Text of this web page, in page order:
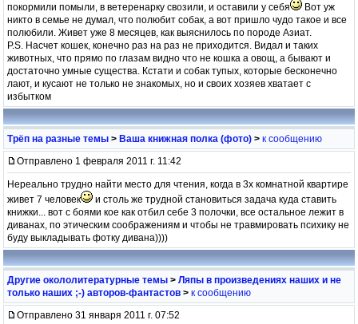
покормили помыли, в ветеренарку свозили, и оставили у себя
Вот уж
никто в семье не думал, что полюбит собак, а вот пришло чудо такое и все
полюбили. Живет уже 8 месяцев, как выяснилось по породе Азиат.
P.S. Насчет кошек, конечно раз на раз не приходится. Видал и таких
животных, что прямо по глазам видно что не кошка а овощ, а бывают и
достаточно умные существа. Кстати и собак тупых, которые бесконечно
лают, и кусают не только не знакомых, но и своих хозяев хватает с
избытком
Трёп на разные темы > Ваша книжная полка (фото) > к сообщению
Отправлено 1 февраля 2011 г. 11:42
Нереально трудно найти место для чтения, когда в 3х комнатной квартире
живет 7 человек
и столь же трудной становиться задача куда ставить
книжки... вот с боями кое как отбил себе 3 полочки, все остальное лежит в
диванах, по этическим соображениям и чтобы не травмировать психику не
буду выкладывать фотку дивана))))
Другие окололитературные темы > Ляпы в произведениях наших и не
только наших ;-) авторов-фантастов > к сообщению
Отправлено 31 января 2011 г. 07:52